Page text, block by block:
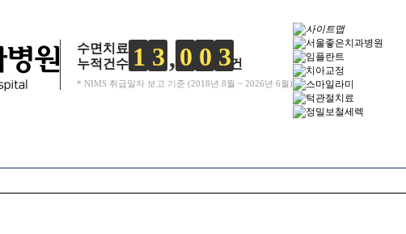
수면치료
누적건수 1 3 0 0 3건
* NIMS 취급일자 보고 기준 (2018년 8월 ~ 2026년 6월)